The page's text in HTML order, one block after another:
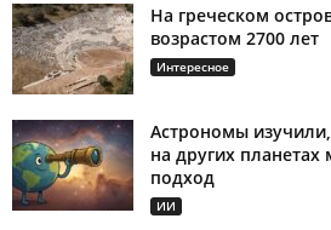
На греческом
возрастом 2700 лет
Интересное
Астрономы
на других
подход
ИИ